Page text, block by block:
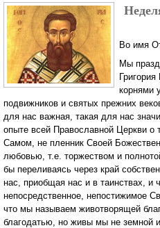
Во имя
Мы
корнями
подвижников и святых прежних
для нас важная, такая для нас
опыте всей Православной Церкви о
Самом, не пленник Своей
любовью, т.е. торжеством и
бы переливаясь через край
нас, приобщая нас и в таинствах, и
непосредственное, непостижимое
что мы называем животворящей
благодатью, но живы мы не земной